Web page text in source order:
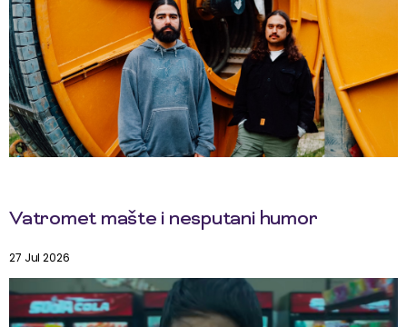
Vatromet mašte i nesputani humor
27 Jul 2026